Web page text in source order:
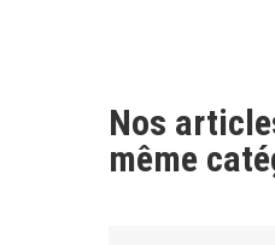
Nos
même